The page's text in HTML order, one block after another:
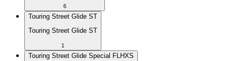
6
Touring Street Glide ST
Touring Street Glide ST
1
Touring Street Glide Special FLHXS